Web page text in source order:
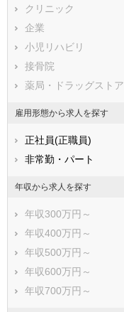
刈田郡七ヶ宿町
柴田郡村田町
柴田郡川崎町
亘理郡亘理町
宮城郡松島町
宮城郡利府町
加美郡色麻町
遠田郡涌谷町
牡鹿郡女川町
クリニック
企業
小児リハビリ
接骨院
薬局・ドラッグストア
雇用形態から求人を探す
正社員(正職員)
非常勤・パート
年収から求人を探す
年収300万円～
年収400万円～
年収500万円～
年収600万円～
年収700万円～